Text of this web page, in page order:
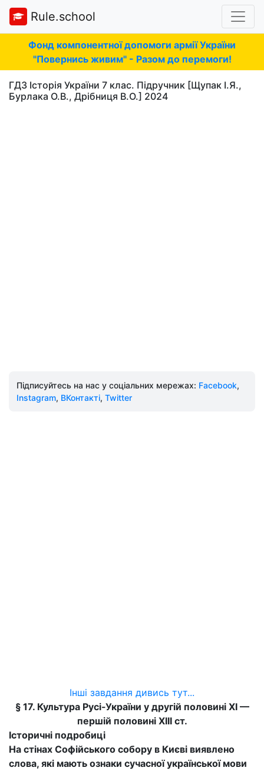
Rule.school
Фонд компонентної допомоги армії України
"Повернись живим" - Разом до перемоги!
ГДЗ Історія України 7 клас. Підручник [Щупак І.Я.,
Бурлака О.В., Дрібниця В.О.] 2024
Підписуйтесь на нас у соціальних мережах: Facebook,
Instagram, ВКонтакті, Twitter
Інші завдання дивись тут...
§ 17. Культура Русі-України у другій половині XI—
першій половині XIIIст.
Історичні подробиці
На стінах Софійського собору в Києві виявлено
слова, які мають ознаки сучасної української мови